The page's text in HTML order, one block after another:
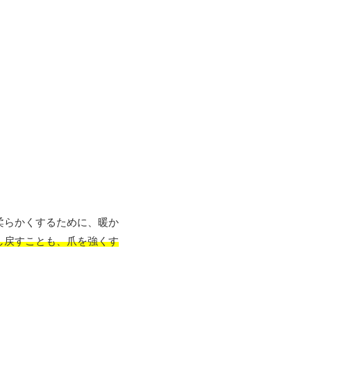
らかくするために、暖か
すことも、爪を強くす